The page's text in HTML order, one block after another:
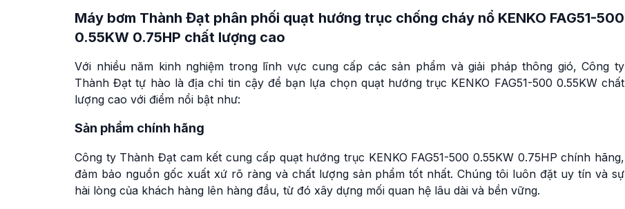
Máy bơm Thành Đạt phân phối quạt hướng trục chống cháy nổ KENKO FAG51-500
0.55KW 0.75HP chất lượng cao
Với nhiều năm kinh nghiệm trong lĩnh vực cung cấp các sản phẩm và giải pháp thông gió, Công ty
Thành Đạt tự hào là địa chỉ tin cậy để bạn lựa chọn quạt hướng trục KENKO FAG51-500 0.55KW chất
lượng cao với điểm nổi bật như:
Sản phẩm chính hãng
Công ty Thành Đạt cam kết cung cấp quạt hướng trục KENKO FAG51-500 0.55KW 0.75HP chính hãng,
đảm bảo nguồn gốc xuất xứ rõ ràng và chất lượng sản phẩm tốt nhất. Chúng tôi luôn đặt uy tín và sự
hài lòng của khách hàng lên hàng đầu, từ đó xây dựng mối quan hệ lâu dài và bền vững.